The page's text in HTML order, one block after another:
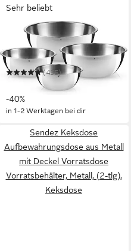
Sehr beliebt
Schüssel Set Gourmet
(16/18/22/24 cm), 360°
Schüttrand, tropffreies
Ausgießen
(455)
UVP 54,99 €
-40%
in 1-2 Werktagen bei dir
Sendez Keksdose
Aufbewahrungsdose aus Metall
mit Deckel Vorratsdose
Vorratsbehälter, Metall, (2-tlg),
Keksdose